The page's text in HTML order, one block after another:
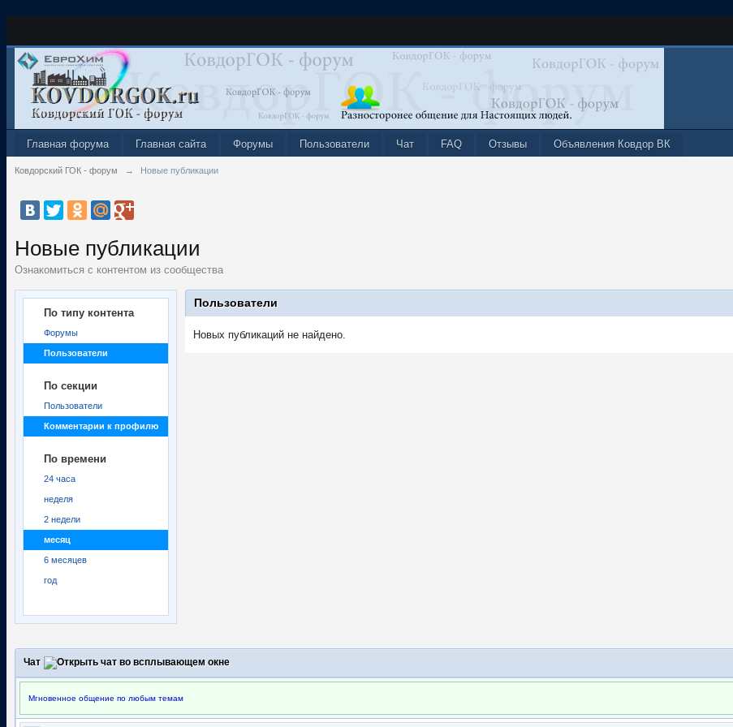
Главная форума Главная сайта Форумы Пользователи Чат FAQ Отзывы Объявления Ковдор ВК
Ковдорский ГОК - форум → Новые публикации
Новые публикации
Ознакомиться с контентом из сообщества
По типу контента
Форумы
Пользователи
По секции
Пользователи
Комментарии к профилю
По времени
24 часа
неделя
2 недели
месяц
6 месяцев
год
Пользователи
Новых публикаций не найдено.
Чат
Мгновенное общение по любым темам